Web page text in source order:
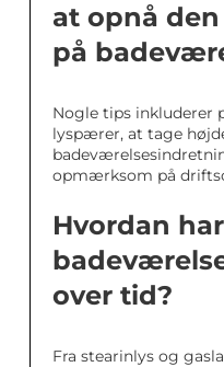
at opnå
på
Nogle tips inkluderer
lyspærer, at tage
opmærksom på
Hvordan
over tid?
Fra stearinlys og